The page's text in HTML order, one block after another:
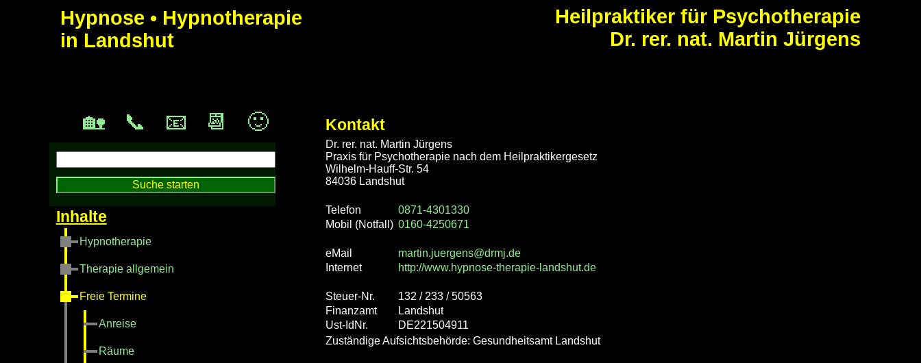
Hypnose • Hypnotherapie
in Landshut
Heilpraktiker für Psychotherapie
Dr. rer. nat. Martin Jürgens
Hypnotherapie
Therapie allgemein
Freie Termine
Anreise
Räume
🏡 📞 📧 📆 🙂 Kontakt
Dr. rer. nat. Martin Jürgens
Praxis für Psychotherapie nach dem Heilpraktikergesetz
Wilhelm-Hauff-Str. 54
84036 Landshut
Telefon
0871-4301330
Mobil (Notfall) 0160-4250671
eMail
martin.juergens@drmj.de
Internet
http://www.hypnose-therapie-landshut.de
Steuer-Nr.
132 / 233 / 50563
Finanzamt
Landshut
Ust-IdNr.
DE221504911
Zuständige Aufsichtsbehörde: Gesundheitsamt Landshut